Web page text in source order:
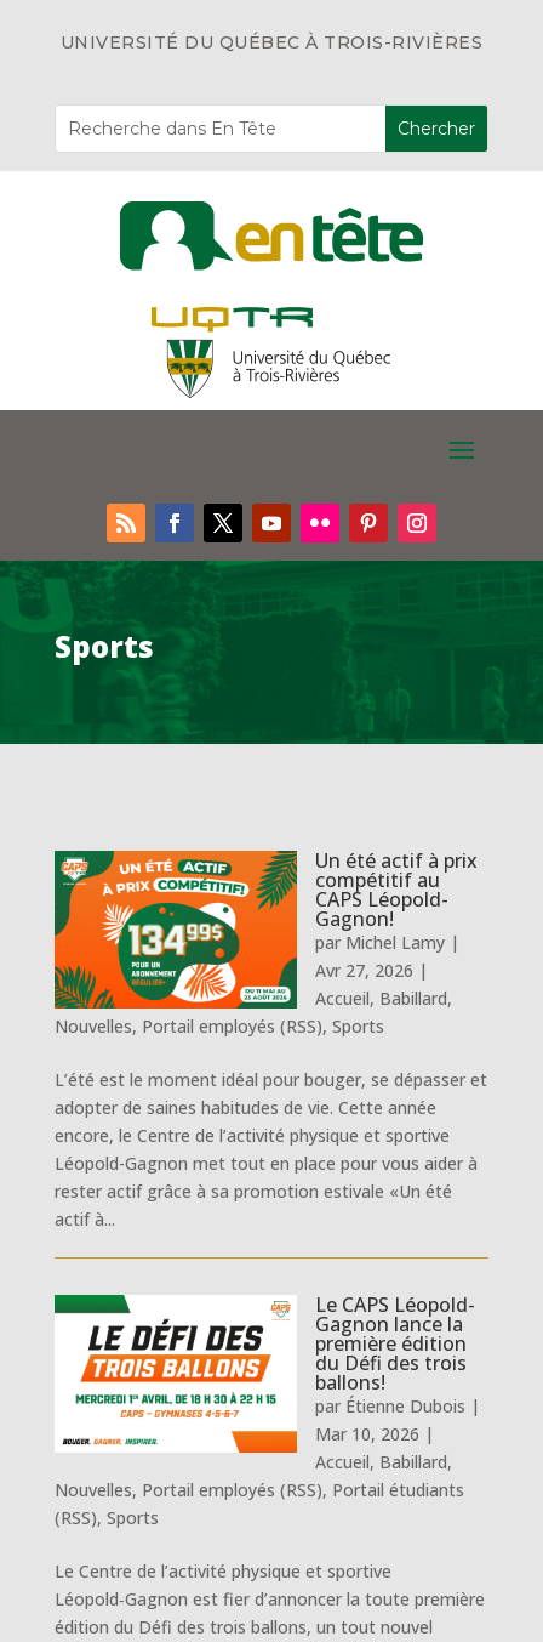
UNIVERSITÉ DU QUÉBEC À TROIS-RIVIÈRES
Sports
Un été actif à prix
compétitif au
CAPS Léopold-
Gagnon!
par Michel Lamy|
Avr 27, 2026 |
Accueil, Babillard,
Nouvelles, Portail employés (RSS), Sports
L’été est le moment idéal pour bouger, se dépasser et
adopter de saines habitudes de vie. Cette année
encore, le Centre de l’activité physique et sportive
Léopold-Gagnon met tout en place pour vous aider à
rester actif grâce à sa promotion estivale «Un été
actif à...
Le CAPS Léopold-
Gagnon lance la
première édition
du Défi des trois
ballons!
par Étienne Dubois |
Mar 10, 2026 |
Accueil, Babillard,
Nouvelles, Portail employés (RSS), Portail étudiants
(RSS), Sports
Le Centre de l’activité physique et sportive
Léopold‑Gagnon est fier d’annoncer la toute première
édition du Défi des trois ballons, un tout nouvel